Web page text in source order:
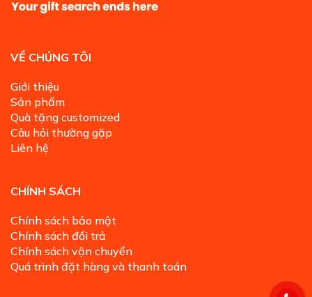
VỀ CHÚNG TÔI
Giới thiệu
Sản phẩm
Quà tặng customized
Câu hỏi thường gặp
Liên hệ
CHÍNH SÁCH
Chính sách bảo mật
Chính sách đổi trả
Chính sách vận chuyển
Quá trình đặt hàng và thanh toán